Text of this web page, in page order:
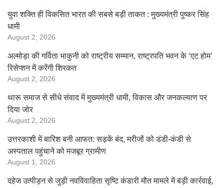
युवा शक्ति ही विकसित भारत की सबसे बड़ी ताकत : मुख्यमंत्री पुष्कर सिंह
धामी
August 2, 2026
अल्मोड़ा की गर्विता भाकुनी को राष्ट्रीय सम्मान, राष्ट्रपति भवन के ‘एट होम’
रिसेप्शन में करेंगी शिरकत
August 2, 2026
थारू समाज से सीधे संवाद में मुख्यमंत्री धामी, विकास और जनकल्याण पर
दिया जोर
August 2, 2026
उत्तरकाशी में बारिश बनी आफत: सड़कें बंद, मरीजों को डंडी-कंडी से
अस्पताल पहुंचाने को मजबूर ग्रामीण
August 1, 2026
दहेज उत्पीड़न से जुड़ी नवविवाहिता सृष्टि कंडारी मौत मामले में बड़ी कार्रवाई,